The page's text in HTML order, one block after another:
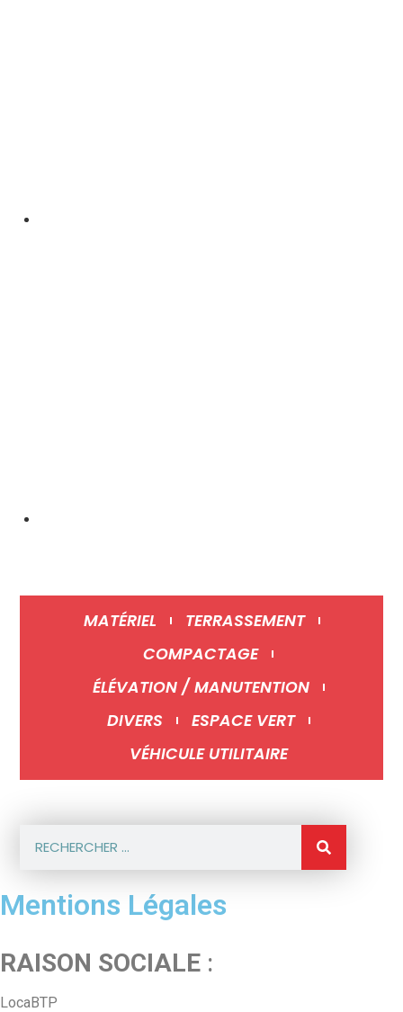
MATÉRIEL
TERRASSEMENT
COMPACTAGE
ÉLÉVATION / MANUTENTION
DIVERS
ESPACE VERT
VÉHICULE UTILITAIRE
Mentions Légales
RAISON SOCIALE :
LocaBTP